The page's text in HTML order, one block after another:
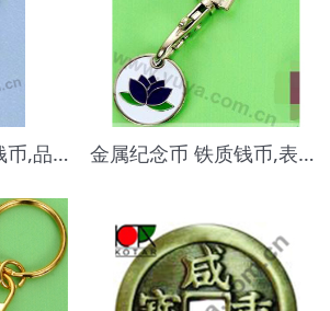
金属纪念币 铁质钱币,品质高档,做工精美 金属纪念币 铁质钱币,表面电镀镍，入烤漆颜色，品质高档,做工精美